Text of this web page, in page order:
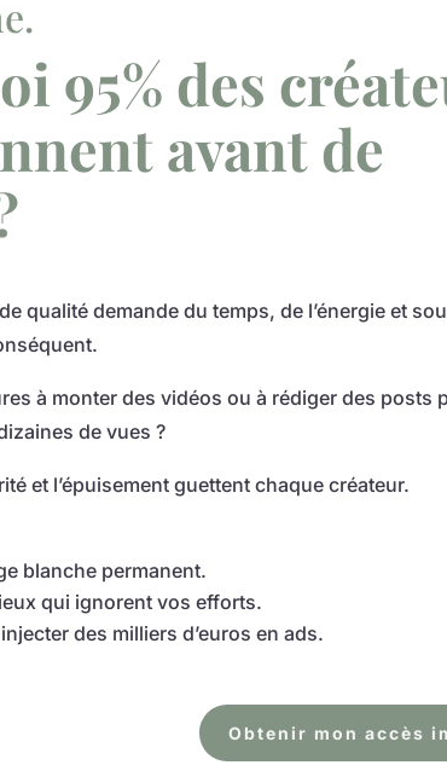
95% des
avant de
qualité demande du temps, de l’énergie et
à monter des vidéos ou à rédiger des posts
de vues ?
et l’épuisement guettent chaque créateur.
blanche permanent.
qui ignorent vos efforts.
des milliers d’euros en ads.
Obtenir mon accès